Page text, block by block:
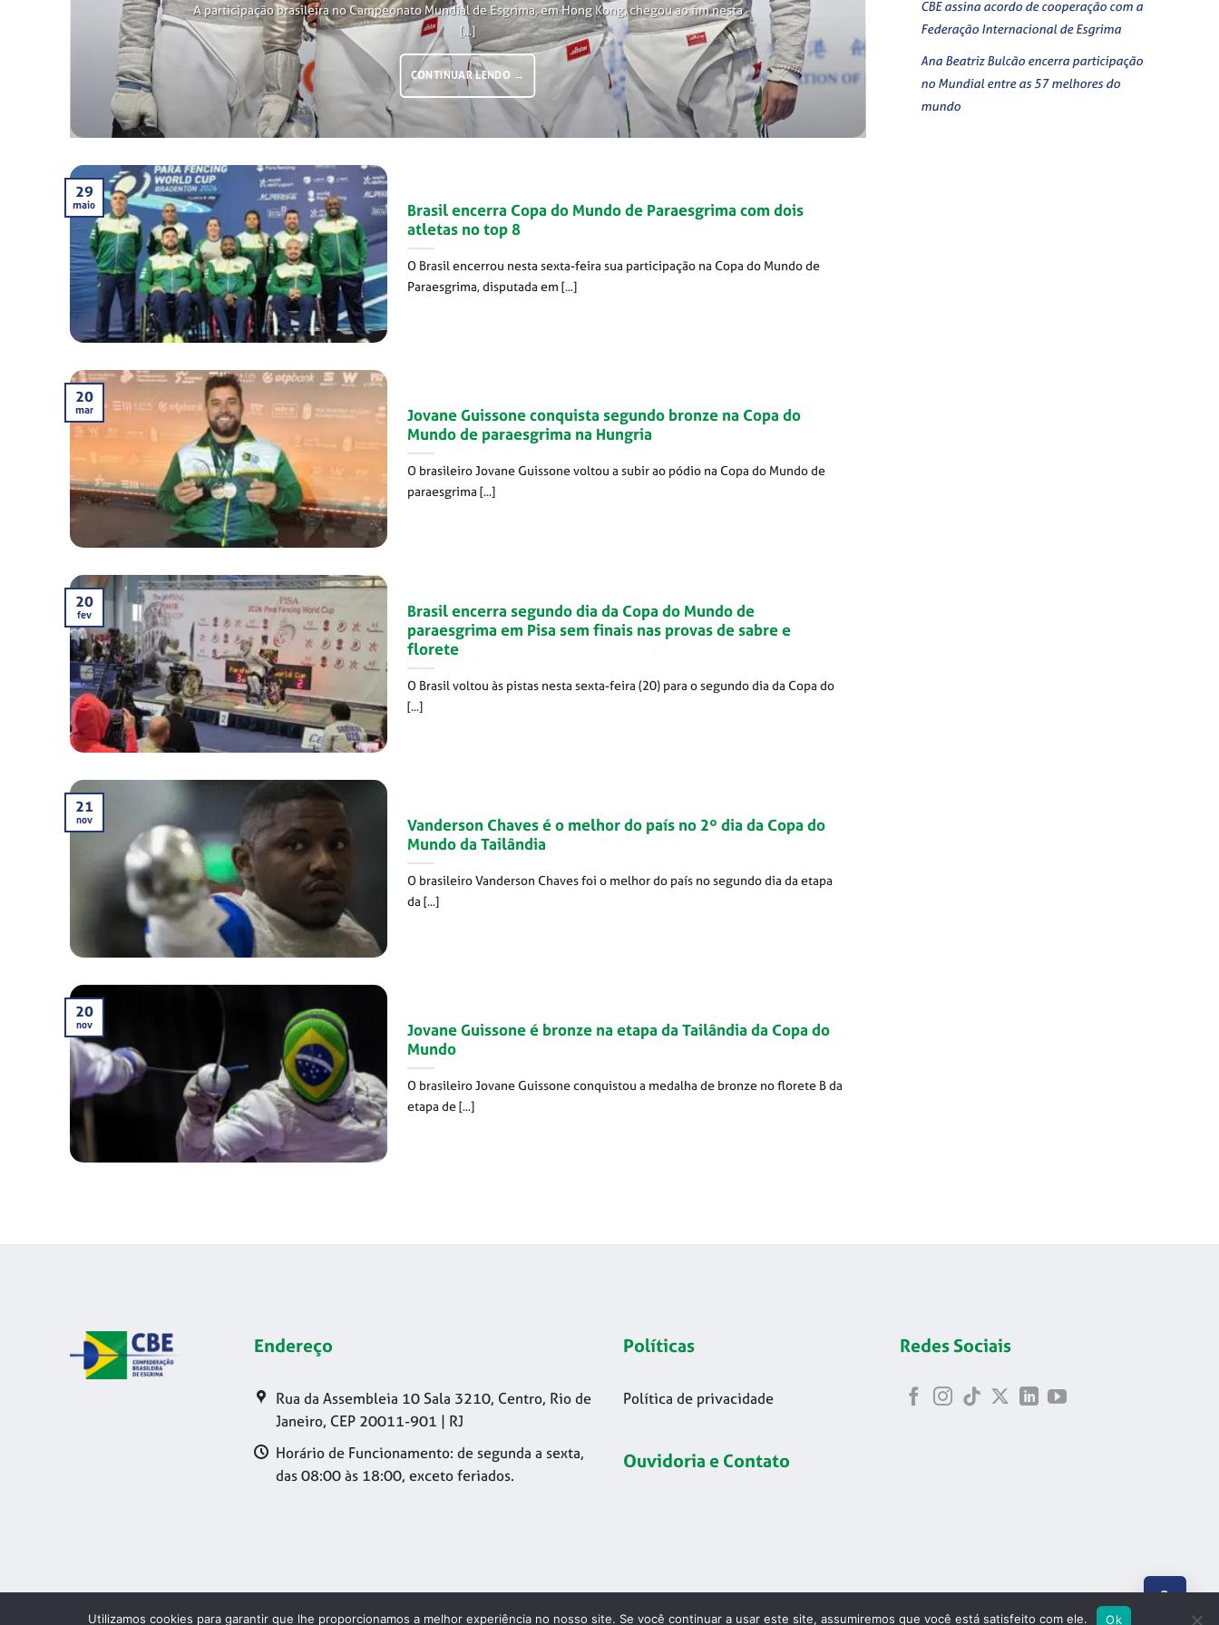
A participação brasileira no Campeonato Mundial de Esgrima, em Hong Kong, chegou ao fim nesta
[...]
CONTINUAR LENDO →
Brasil encerra Copa do Mundo de Paraesgrima com dois
atletas no top 8
O Brasil encerrou nesta sexta-feira sua participação na Copa do Mundo de
Paraesgrima, disputada em [...]
29
maio
Jovane Guissone conquista segundo bronze na Copa do
Mundo de paraesgrima na Hungria
O brasileiro Jovane Guissone voltou a subir ao pódio na Copa do Mundo de
paraesgrima [...]
20
mar
Brasil encerra segundo dia da Copa do Mundo de
paraesgrima em Pisa sem finais nas provas de sabre e
florete
O Brasil voltou às pistas nesta sexta-feira (20) para o segundo dia da Copa do
[...]
20
fev
Vanderson Chaves é o melhor do país no 2º dia da Copa do
Mundo da Tailândia
O brasileiro Vanderson Chaves foi o melhor do país no segundo dia da etapa
da [...]
21
nov
Jovane Guissone é bronze na etapa da Tailândia da Copa do
Mundo
O brasileiro Jovane Guissone conquistou a medalha de bronze no florete B da
etapa de [...]
20
nov
CBE assina acordo de cooperação com a
Federação Internacional de Esgrima
Ana Beatriz Bulcão encerra participação
no Mundial entre as 57 melhores do
mundo
Endereço
Rua da Assembleia 10 Sala 3210, Centro, Rio de
Janeiro, CEP 20011-901 | RJ
Horário de Funcionamento: de segunda a sexta,
das 08:00 às 18:00, exceto feriados.
Políticas
Política de privacidade
Ouvidoria e Contato
Redes Sociais
Utilizamos cookies para garantir que lhe proporcionamos a melhor experiência no nosso site. Se você continuar a usar este site, assumiremos que você está satisfeito com ele. Ok